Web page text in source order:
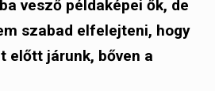
vesző példaképei ők, de
szabad elfelejteni, hogy
előtt járunk, bőven a